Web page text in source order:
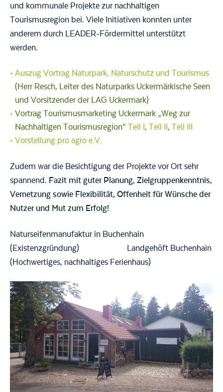
und kommunale Projekte zur nachhaltigen
Tourismusregion bei. Viele Initiativen konnten unter
anderem durch LEADER-Fördermittel unterstützt
werden.
Auszug Vortrag Naturpark, Naturschutz und Tourismus
(Herr Resch, Leiter des Naturparks Uckermärkische Seen
und Vorsitzender der LAG Uckermark)
Vortrag Tourismusmarketing Uckermark „Weg zur
Nachhaltigen Tourismusregion“ Teil I, Teil II, Teil III
Vorstellung pro agro e.V.
Zudem war die Besichtigung der Projekte vor Ort sehr
spannend. Fazit mit guter Planung, Zielgruppenkenntnis,
Vernetzung sowie Flexibilität, Offenheit für Wünsche der
Nutzer und Mut zum Erfolg!
Naturseifenmanufaktur in Buchenhain
(Existenzgründung) Landgehöft Buchenhain
(Hochwertiges, nachhaltiges Ferienhaus)